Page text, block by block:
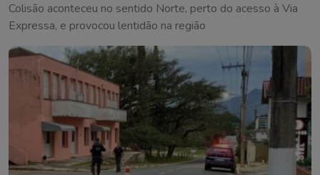
Colisão aconteceu no sentido Norte, perto do acesso à Via
Expressa, e provocou lentidão na região